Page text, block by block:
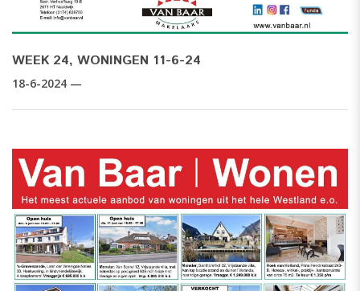
WEEK 24, WONINGEN 11-6-24
18-6-2024 —